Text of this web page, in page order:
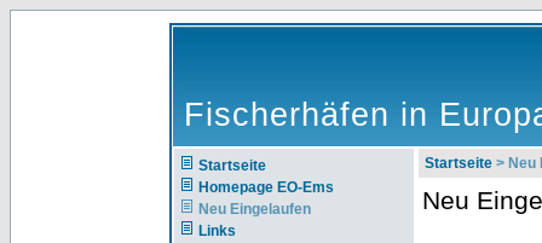
Fischerhäfen in
Startseite
Homepage EO-Ems
Neu Eingelaufen
Links
Startseite > Neu
Neu